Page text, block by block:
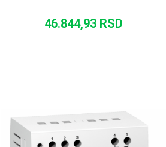
46.844,93 RSD